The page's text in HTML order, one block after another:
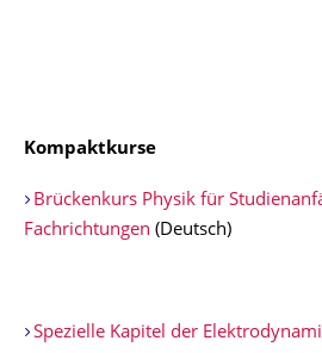
Kompaktkurse
Brückenkurs Physik für
Fachrichtungen (Deutsch)
Spezielle Kapitel der